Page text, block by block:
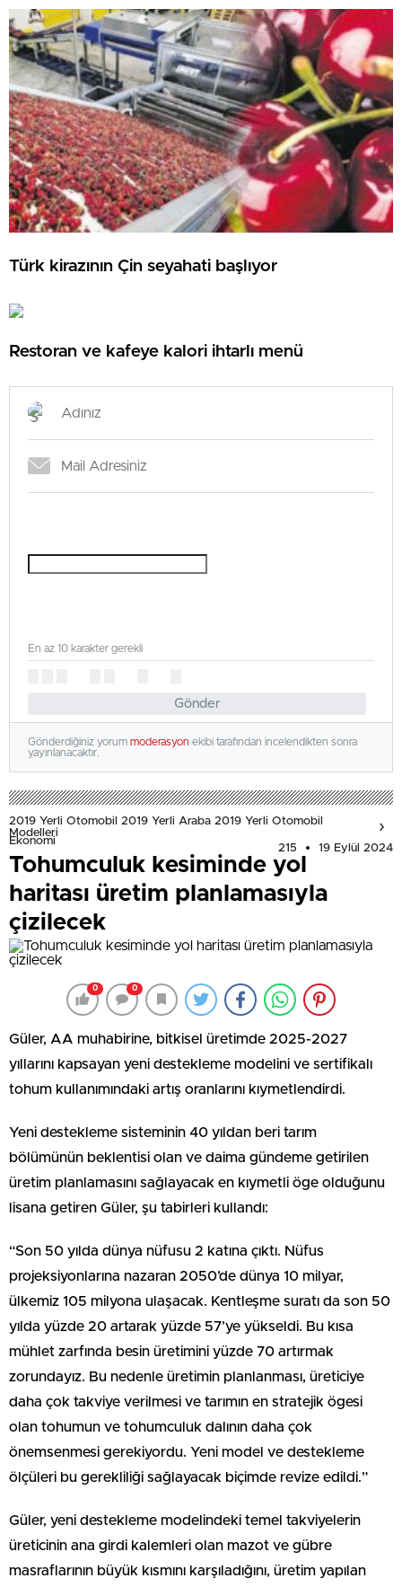
Türk kirazının Çin seyahati başlıyor
Restoran ve kafeye kalori ihtarlı menü
Gönder
En az 10 karakter gerekli
Gönderdiğiniz yorum moderasyon ekibi tarafından incelendikten sonra
yayınlanacaktır.
2019 Yerli Otomobil 2019 Yerli Araba 2019 Yerli Otomobil
Modelleri
Ekonomi
215 19 Eylül 2024
Tohumculuk kesiminde yol
haritası üretim planlamasıyla
çizilecek
0 0
Güler, AA muhabirine, bitkisel üretimde 2025-2027
yıllarını kapsayan yeni destekleme modelini ve sertifikalı
tohum kullanımındaki artış oranlarını kıymetlendirdi.
Yeni destekleme sisteminin 40 yıldan beri tarım
bölümünün beklentisi olan ve daima gündeme getirilen
üretim planlamasını sağlayacak en kıymetli öge olduğunu
lisana getiren Güler, şu tabirleri kullandı:
“Son 50 yılda dünya nüfusu 2 katına çıktı. Nüfus
projeksiyonlarına nazaran 2050’de dünya 10 milyar,
ülkemiz 105 milyona ulaşacak. Kentleşme suratı da son 50
yılda yüzde 20 artarak yüzde 57’ye yükseldi. Bu kısa
mühlet zarfında besin üretimini yüzde 70 artırmak
zorundayız. Bu nedenle üretimin planlanması, üreticiye
daha çok takviye verilmesi ve tarımın en stratejik ögesi
olan tohumun ve tohumculuk dalının daha çok
önemsenmesi gerekiyordu. Yeni model ve destekleme
ölçüleri bu gerekliliği sağlayacak biçimde revize edildi.”
Güler, yeni destekleme modelindeki temel takviyelerin
üreticinin ana girdi kalemleri olan mazot ve gübre
masraflarının büyük kısmını karşıladığını, üretim yapılan